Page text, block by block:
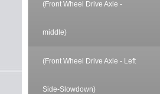
(Front Wheel Drive Axle -
middle)
(Front Wheel Drive Axle - Left
Side-Slowdown)